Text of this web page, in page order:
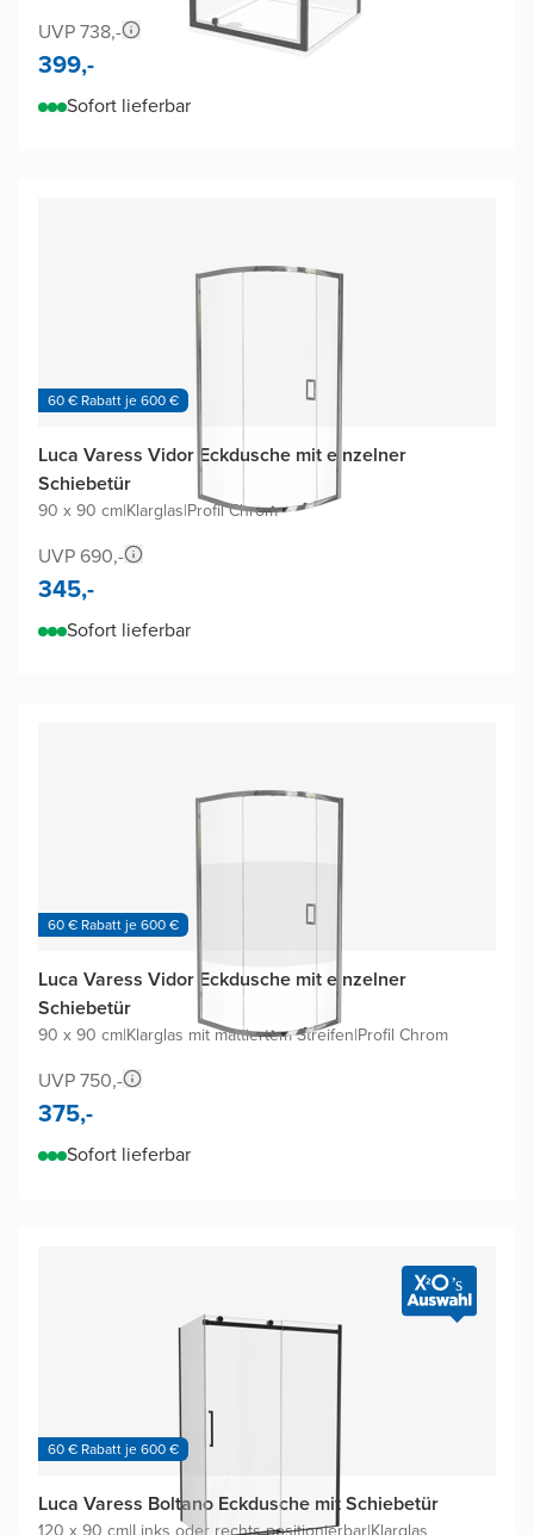
UVP 738,-
399,-
Sofort lieferbar
60 € Rabatt je 600 €
Luca Varess Vidor Eckdusche mit einzelner
Schiebetür
90 x 90 cm|Klarglas|Profil Chrom
UVP 690,-
345,-
Sofort lieferbar
60 € Rabatt je 600 €
Luca Varess Vidor Eckdusche mit einzelner
Schiebetür
90 x 90 cm|Klarglas mit mattiertem Streifen|Profil Chrom
UVP 750,-
375,-
Sofort lieferbar
60 € Rabatt je 600 €
Luca Varess Boltano Eckdusche mit Schiebetür